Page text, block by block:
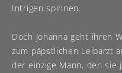
Intrigen spinnen.
Doch Johanna geht ihren
zum päpstlichen Leibarzt
der einzige Mann, den sie